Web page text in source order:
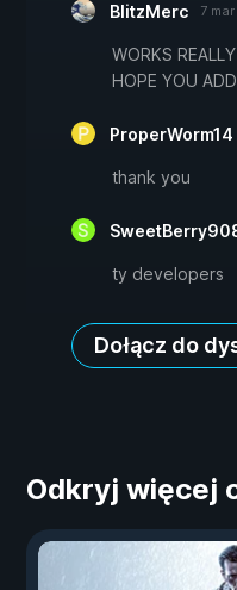
BlitzMerc 7 mar
WORKS
HOPE YOU
ProperWorm14
thank you
ty developers
Dołącz do
Odkryj więcej